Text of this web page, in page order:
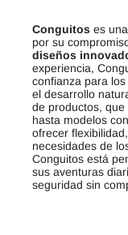
Conguitos es
por su
diseños
experiencia,
confianza para
el desarrollo
de productos, que
hasta modelos con
ofrecer
necesidades de
Conguitos está
sus aventuras
seguridad sin